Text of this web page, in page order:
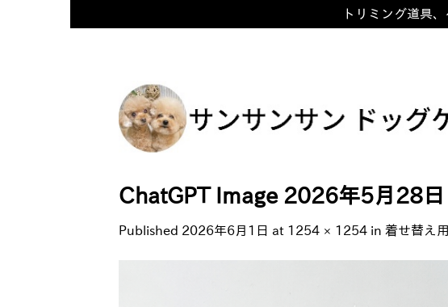
トリミング道具
ChatGPT Image 2026年5月28
Published 2026年6月1日 at 1254 × 1254 in 着せ替え